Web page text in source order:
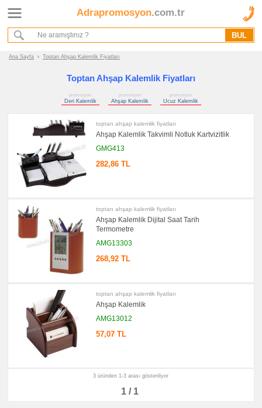
Adrapromosyon.com.tr
Ana Sayfa › Toptan Ahşap Kalemlik Fiyatları
Toptan Ahşap Kalemlik Fiyatları
promosyon
Deri Kalemlik
promosyon
Ahşap Kalemlik
promosyon
Ucuz Kalemlik
toptan ahşap kalemlik fiyatları
Ahşap Kalemlik Takvimli Notluk Kartvizitlik
GMG413
282,86 TL
toptan ahşap kalemlik fiyatları
Ahşap Kalemlik Dijital Saat Tarih
Termometre
AMG13303
268,92 TL
toptan ahşap kalemlik fiyatları
Ahşap Kalemlik
AMG13012
57,07 TL
3 üründen 1-3 arası gösteriliyor
1 / 1
Ana Sayfa
Hakkımızda
Kurumsal Hizmet Akışımız
Promosyon
promosyon
Kalemlik
promosyon
Deri
Kalemlik
promosyon
promosyon
Ucuz
Kalemlik
promosyon
Tüm
Ürünleri
Organizer
promosyon
Matara
Termos
&
Bardak